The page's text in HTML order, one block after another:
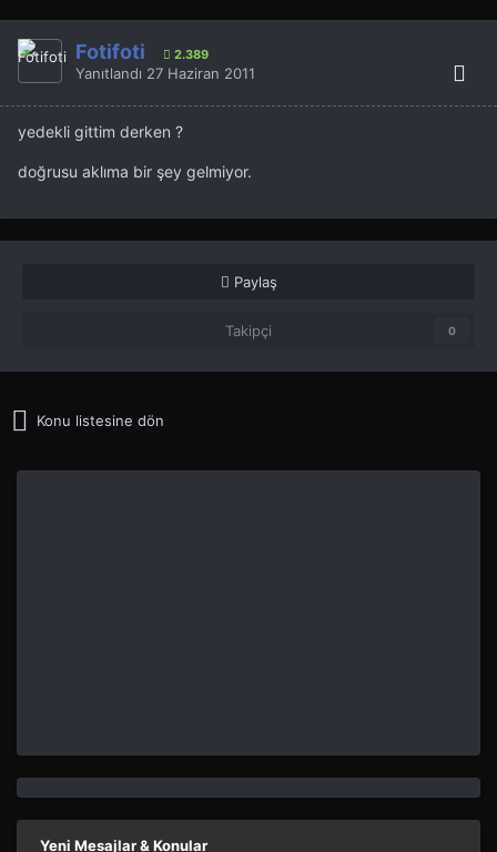
Fotifoti 2.389
Yanıtlandı 27 Haziran 2011
yedekli gittim derken ?
doğrusu aklıma bir şey gelmiyor.
Paylaş
Takipçi 0
Konu listesine dön
Yeni Mesajlar & Konular